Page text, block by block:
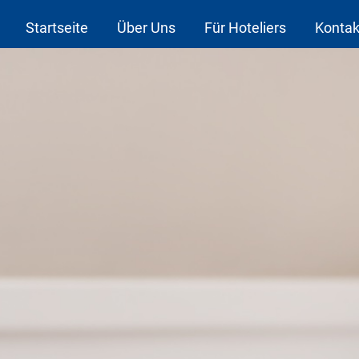
Startseite Über Uns Für Hoteliers